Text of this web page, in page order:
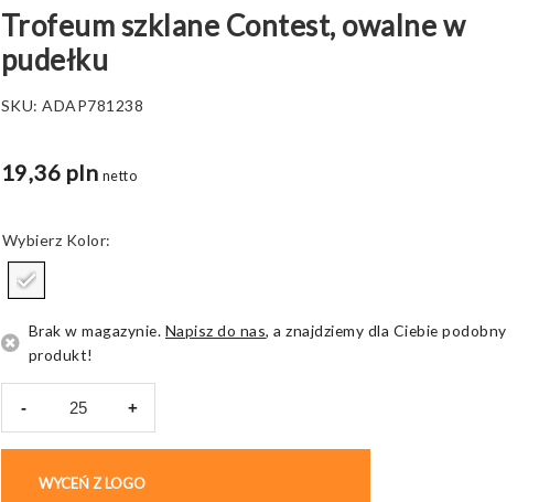
Trofeum szklane Contest, owalne w
pudełku
SKU:ADAP781238
19,36 pln netto
Kolor
Brak w magazynie. Napisz do nas, a znajdziemy dla Ciebie podobny
produkt!
-
Contest,
+
WYCEŃ Z LOGO